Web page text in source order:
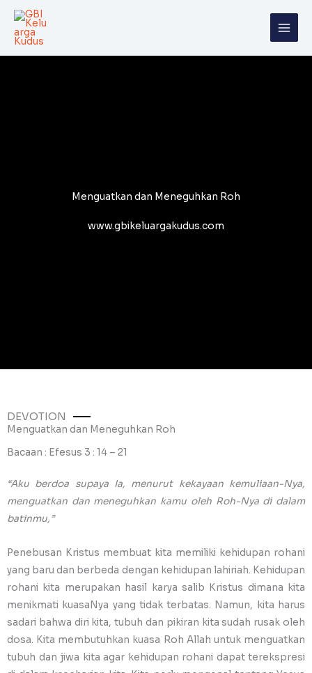
Skip
content
Menguatkan dan Meneguhkan Roh
www.gbikeluargakudus.com
DEVOTION
Menguatkan dan Meneguhkan Roh
Bacaan : Efesus 3 : 14 – 21
“Aku berdoa supaya Ia, menurut kekayaan kemuliaan-Nya,
menguatkan dan meneguhkan kamu oleh Roh-Nya di dalam
batinmu,”
Penebusan Kristus membuat kita memiliki kehidupan rohani
yang baru dan berbeda dengan kehidupan lahiriah. Kehidupan
rohani kita merupakan hasil karya salib Kristus dimana kita
menikmati kuasaNya yang tidak terbatas. Namun, kita harus
sadari bahwa diri kita, tubuh dan pikiran kita sudah rusak oleh
dosa. Kita membutuhkan kuasa Roh Allah untuk menguatkan
tubuh dan jiwa kita agar kehidupan rohani dapat terekspresi